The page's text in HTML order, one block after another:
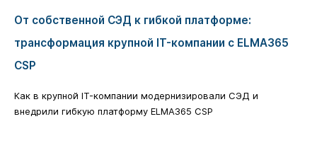
От собственной СЭД к гибкой платформе:
трансформация крупной IT-компании с ELMA365
CSP
Как в крупной IT-компании модернизировали СЭД и
внедрили гибкую платформу ELMA365 CSP